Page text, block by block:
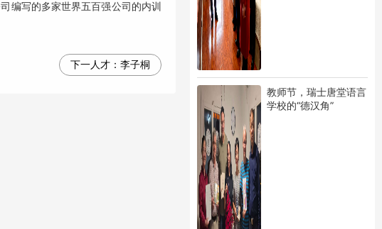
教师节，瑞士唐堂语言
学校的“德汉角”
编写的多家世界五百强公司的内训
下一人才： ​​​​​​​李子桐